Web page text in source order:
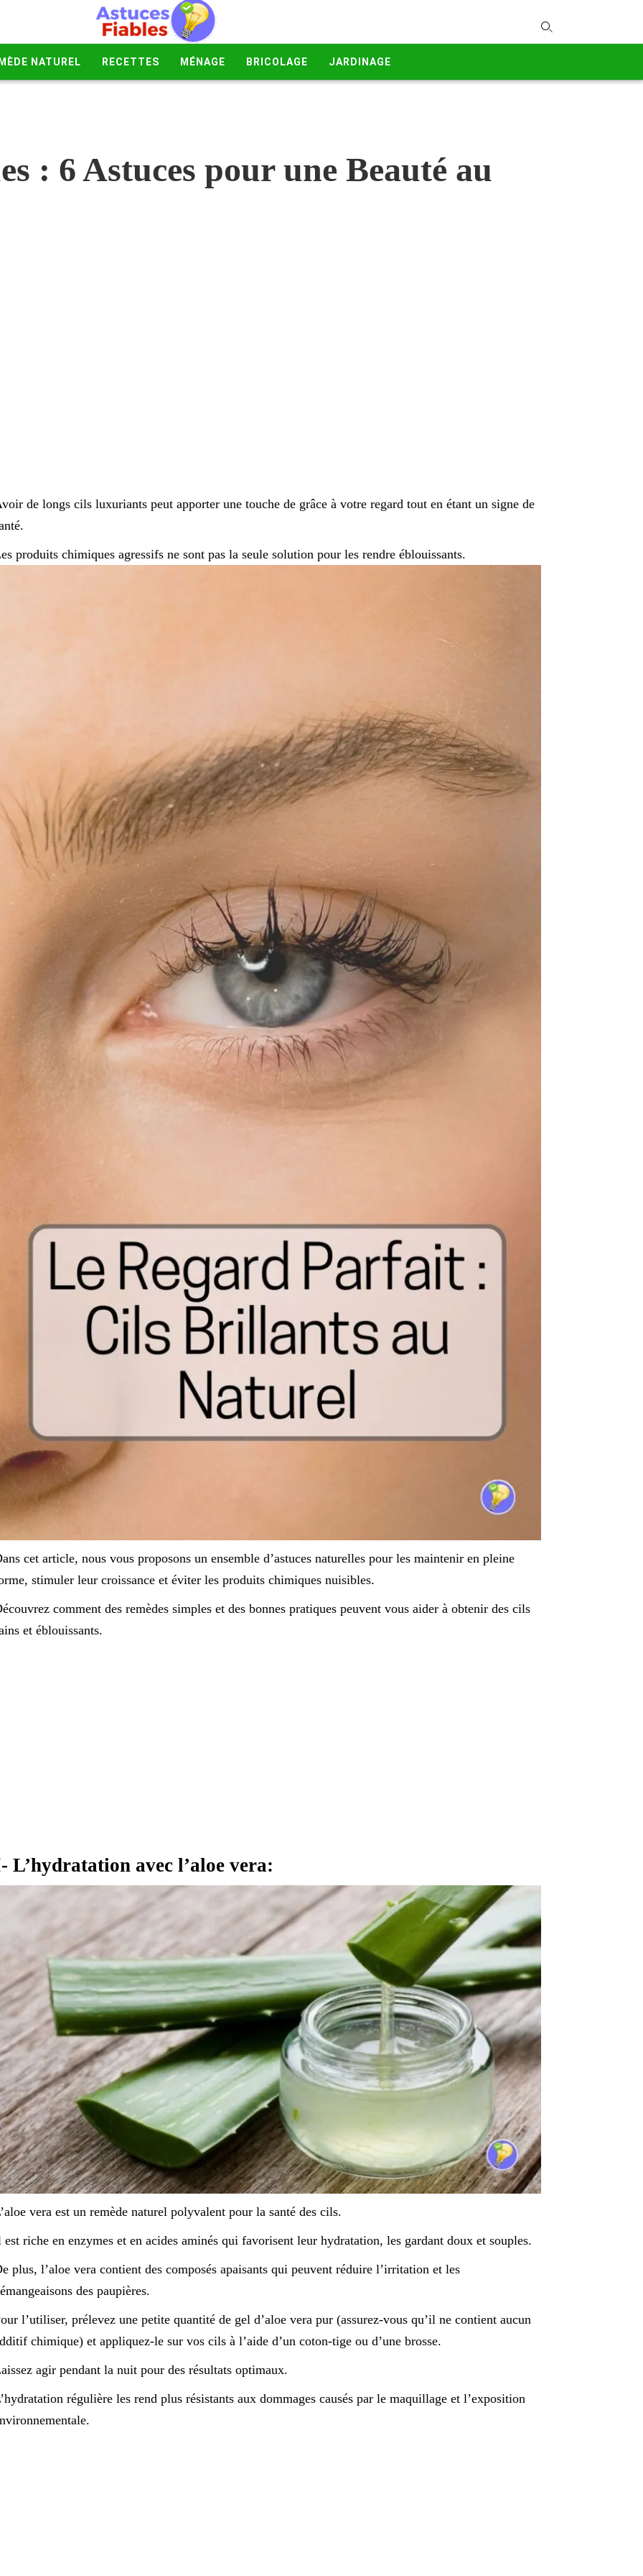
NATUREL RECETTES MÉNAGE BRICOLAGE JARDINAGE
: 6 Astuces pour une Beauté au
de longs cils luxuriants peut apporter une touche de grâce à votre regard tout en étant un signe de
produits chimiques agressifs ne sont pas la seule solution pour les rendre éblouissants.
cet article, nous vous proposons un ensemble d’astuces naturelles pour les maintenir en pleine
stimuler leur croissance et éviter les produits chimiques nuisibles.
comment des remèdes simples et des bonnes pratiques peuvent vous aider à obtenir des cils
et éblouissants.
L’hydratation avec l’aloe vera:
vera est un remède naturel polyvalent pour la santé des cils.
est riche en enzymes et en acides aminés qui favorisent leur hydratation, les gardant doux et souples.
plus, l’aloe vera contient des composés apaisants qui peuvent réduire l’irritation et les
des paupières.
l’utiliser, prélevez une petite quantité de gel d’aloe vera pur (assurez-vous qu’il ne contient aucun
chimique) et appliquez-le sur vos cils à l’aide d’un coton-tige ou d’une brosse.
agir pendant la nuit pour des résultats optimaux.
régulière les rend plus résistants aux dommages causés par le maquillage et l’exposition